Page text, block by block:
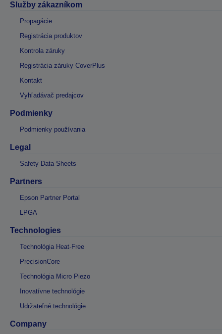
Služby zákazníkom
Propagácie
Registrácia produktov
Kontrola záruky
Registrácia záruky CoverPlus
Kontakt
Vyhľadávač predajcov
Podmienky
Podmienky používania
Legal
Safety Data Sheets
Partners
Epson Partner Portal
LPGA
Technologies
Technológia Heat-Free
PrecisionCore
Technológia Micro Piezo
Inovatívne technológie
Udržateľné technológie
Company